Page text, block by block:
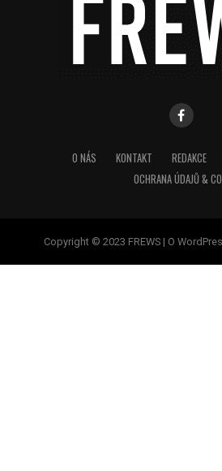
O NÁS KONTAKT REDAKCE
OCHRANA ÚDAJŮ &
Copyright © 2023 FREWS | O